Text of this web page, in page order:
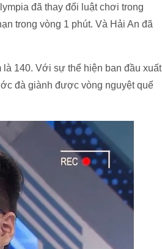
đã thay đổi luật chơi trong
trong vòng 1 phút. Và Hải An đã
140. Với sự thể hiện ban đầu xuất
đà giành được vòng nguyệt quế